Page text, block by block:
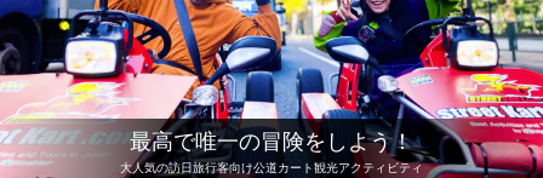
東京 品川 東京 秋葉原 #1
東京 秋葉原 #2 東京 渋谷
東京 渋谷アネックス 東京ベイ
東京 浅草 大阪
最高で唯一の冒険をしよう！
大人気の訪日旅行客向け公道カート観光アクティビティ